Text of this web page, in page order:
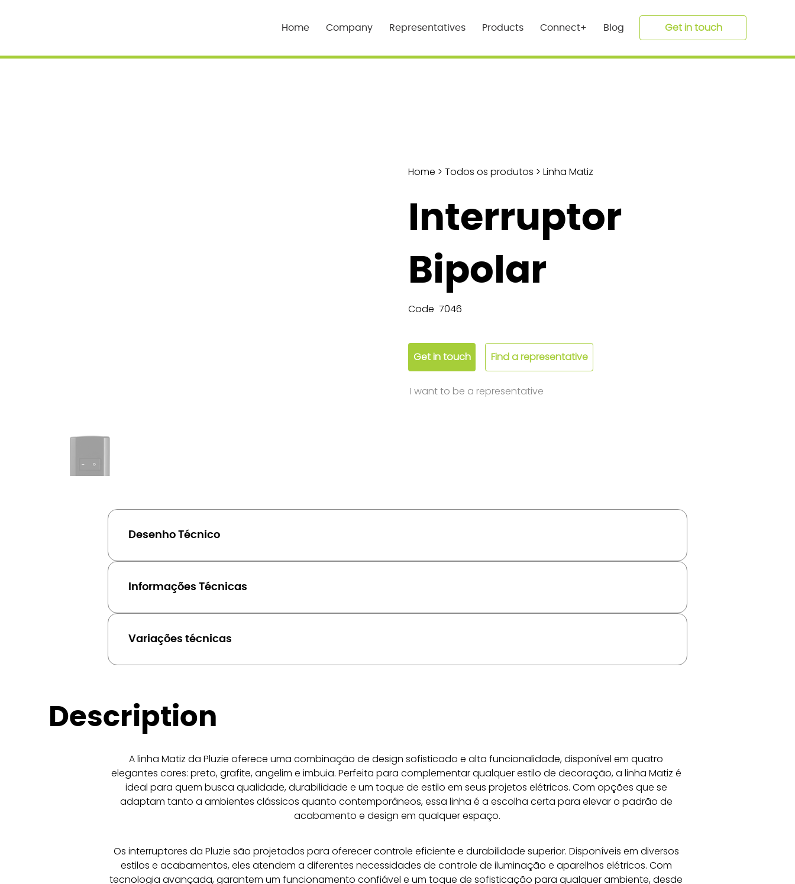
Home Company Representatives Products Connect+ Blog Get in touch
Home > Todos os produtos > Linha Matiz
Interruptor
Bipolar
Code 7046
Get in touch Find a representative
I want to be a representative
Desenho Técnico
Informações Técnicas
Variações técnicas
Description
A linha Matiz da Pluzie oferece uma combinação de design sofisticado e alta funcionalidade, disponível em quatro
elegantes cores: preto, grafite, angelim e imbuia. Perfeita para complementar qualquer estilo de decoração, a linha Matiz é
ideal para quem busca qualidade, durabilidade e um toque de estilo em seus projetos elétricos. Com opções que se
adaptam tanto a ambientes clássicos quanto contemporâneos, essa linha é a escolha certa para elevar o padrão de
acabamento e design em qualquer espaço.
Os interruptores da Pluzie são projetados para oferecer controle eficiente e durabilidade superior. Disponíveis em diversos
estilos e acabamentos, eles atendem a diferentes necessidades de controle de iluminação e aparelhos elétricos. Com
tecnologia avançada, garantem um funcionamento confiável e um toque de sofisticação para qualquer ambiente, desde